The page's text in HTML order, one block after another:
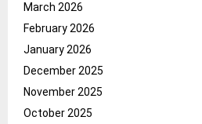
March 2026
February 2026
January 2026
December 2025
November 2025
October 2025